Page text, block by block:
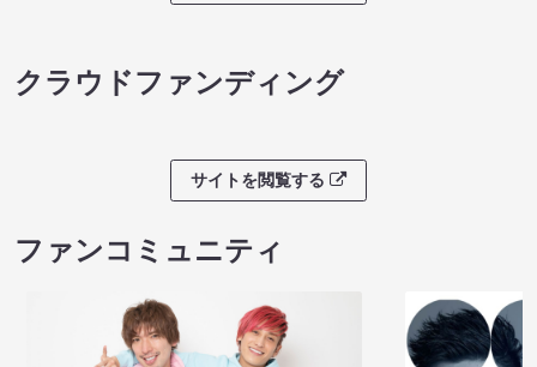
クラウドファンディング
サイトを閲覧する
ファンコミュニティ